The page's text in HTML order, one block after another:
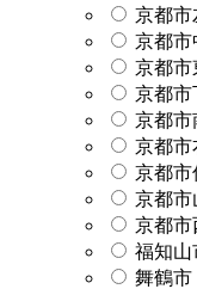
京都市
京都市
京都市
京都市
京都市
京都市
京都市
京都市
京都市
福知山
舞鶴市